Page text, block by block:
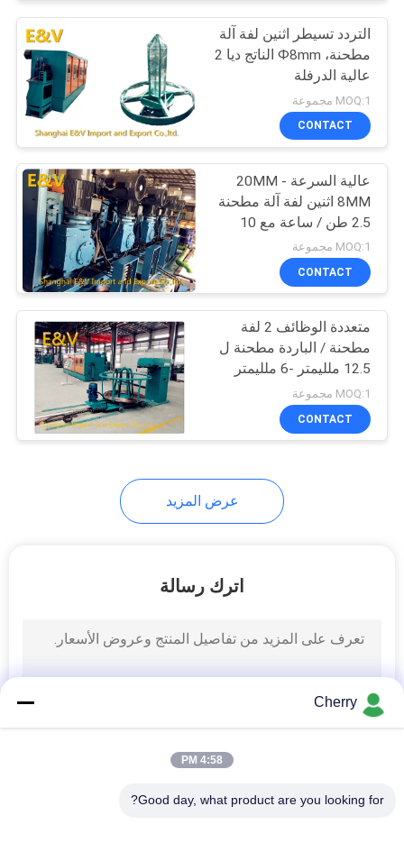
النحاس مطحنة
19
المعادن المتداول
مطحنة
33
آلة سحب الأسلاك
غرامة سلك آلة الرسم
7
التردد تسيطر اثنين لفة آلة
مطحنة، Ф8mm الناتج ديا 2
عالية الدرفلة
MOQ:1 مجموعة
CONTACT
عالية السرعة 20MM -
8MM اثنين لفة آلة مطحنة
2.5 طن / ساعة مع 10
تقف
MOQ:1 مجموعة
CONTACT
متعددة الوظائف 2 لفة
مطحنة / الباردة مطحنة ل
12.5 ملليمتر -6 ملليمتر
الأسلاك المعدنية
MOQ:1 مجموعة
CONTACT
عرض المزيد
اترك رسالة
Cherry
4:58 PM
Good day, what product are you looking for?